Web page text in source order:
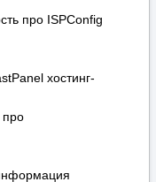
про ISPConfig
хостинг-
про